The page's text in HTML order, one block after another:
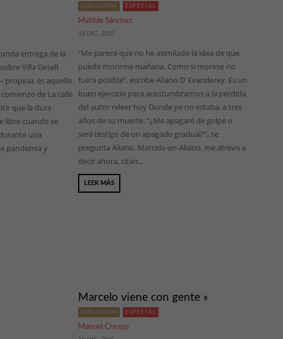
entrega de la
Villa Gesell
propicia, es aquello
de La calle
que la dura
libre cuando se
una
pandemia y
DISCUSIÓN ESPECIAL
Matilde Sánchez
18 DIC, 2025
“Me parece que no he asimilado la idea de que
puedo morirme mañana. Como si morirse no
fuera posible”, escribe Aliano D’ Evanderey. Es un
buen ejercicio para acostumbrarnos a la pérdida
del autor releer hoy Donde yo no estaba, a tres
años de su muerte. “¿Me apagaré de golpe o
seré testigo de un apagado gradual?”, se
pregunta Aliano. Marcelo-en-Aliano, me atrevo a
decir ahora, citan...
LEER MÁS
Marcelo viene con gente »
DISCUSIÓN ESPECIAL
Manuel Crespo